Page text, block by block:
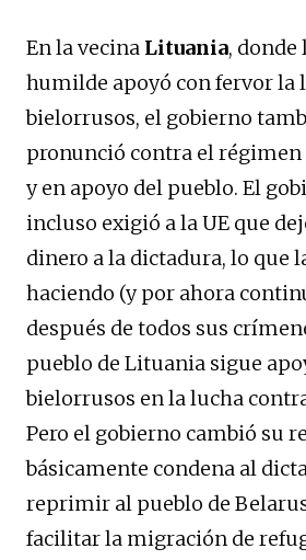
En la vecina Lituania, donde
humilde apoyó con fervor la
bielorrusos, el gobierno
pronunció contra el régimen
y en apoyo del pueblo. El
incluso exigió a la UE que
dinero a la dictadura, lo que
haciendo (y por ahora
después de todos sus
pueblo de Lituania sigue
bielorrusos en la lucha
Pero el gobierno cambió su
básicamente condena al
reprimir al pueblo de
facilitar la migración de